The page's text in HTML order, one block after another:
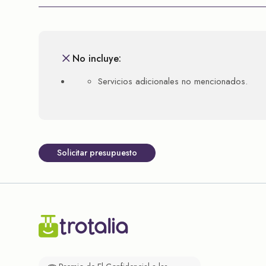
No incluye:
Servicios adicionales no mencionados.
Solicitar presupuesto